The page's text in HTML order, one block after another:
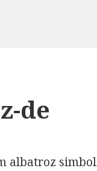
de
albatroz